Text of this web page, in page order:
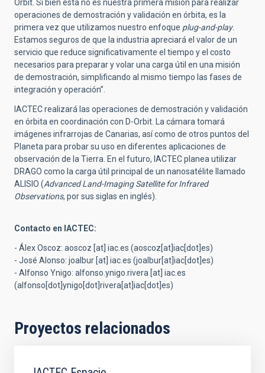
Orbit. Si bien esta no es nuestra primera misión para realizar
operaciones de demostración y validación en órbita, es la
primera vez que utilizamos nuestro enfoque plug-and-play.
Estamos seguros de que la industria apreciará el valor de un
servicio que reduce significativamente el tiempo y el costo
necesarios para preparar y volar una carga útil en una misión
de demostración, simplificando al mismo tiempo las fases de
integración y operación”.
IACTEC realizará las operaciones de demostración y validación
en órbita en coordinación con D-Orbit. La cámara tomará
imágenes infrarrojas de Canarias, así como de otros puntos del
Planeta para probar su uso en diferentes aplicaciones de
observación de la Tierra. En el futuro, IACTEC planea utilizar
DRAGO como la carga útil principal de un nanosatélite llamado
ALISIO (Advanced Land-Imaging Satellite for Infrared
Observations, por sus siglas en inglés).
Contacto en IACTEC:
- Álex Oscoz: aoscoz [at] iac.es (aoscoz[at]iac[dot]es)
- José Alonso: joalbur [at] iac.es (joalbur[at]iac[dot]es)
- Alfonso Ynigo: alfonso.ynigo.rivera [at] iac.es
(alfonso[dot]ynigo[dot]rivera[at]iac[dot]es)
Proyectos relacionados